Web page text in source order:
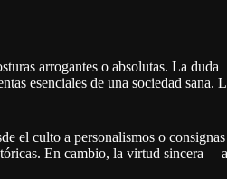
arrogantes o absolutas. La duda
esenciales de una sociedad sana.
el culto a personalismos o consignas
En cambio, la virtud sincera